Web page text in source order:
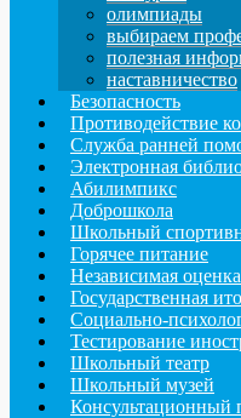
олимпиады
выбираем
полезная
наставничество
Безопасность
Противодействие
Служба ранней
Электронная
Абилимпикс
Доброшкола
Школьный
Горячее питание
Независимая
Государственная
Социально-
Тестирование
Школьный театр
Школьный музей
Консультационный